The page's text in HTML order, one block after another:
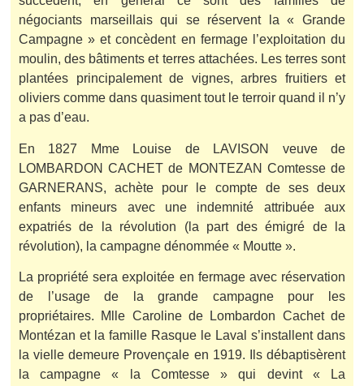
négociants marseillais qui se réservent la « Grande
Campagne » et concèdent en fermage l’exploitation du
moulin, des bâtiments et terres attachées. Les terres sont
plantées principalement de vignes, arbres fruitiers et
oliviers comme dans quasiment tout le terroir quand il n’y
a pas d’eau.
En 1827 Mme Louise de LAVISON veuve de
LOMBARDON CACHET de MONTEZAN Comtesse de
GARNERANS, achète pour le compte de ses deux
enfants mineurs avec une indemnité attribuée aux
expatriés de la révolution (la part des émigré de la
révolution), la campagne dénommée « Moutte ».
La propriété sera exploitée en fermage avec réservation
de l’usage de la grande campagne pour les
propriétaires. Mlle Caroline de Lombardon Cachet de
Montézan et la famille Rasque le Laval s’installent dans
la vielle demeure Provençale en 1919. Ils débaptisèrent
la campagne « la Comtesse » qui devint « La